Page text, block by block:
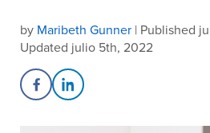
by Maribeth Gunner | Published
Updated julio 5th, 2022
Share on Facebook
Share on LinkedIn